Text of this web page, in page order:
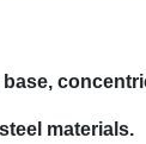
materials.